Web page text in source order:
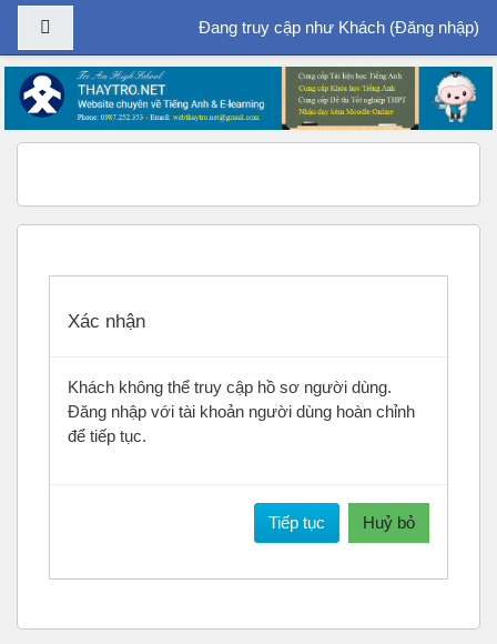
Chuyển tới nội dung chính
Bảng điều khiển cạnhĐang truy cập như Khách (Đăng nhập)
Xác nhận
Khách không thể truy cập hồ sơ người dùng.
Đăng nhập với tài khoản người dùng hoàn chỉnh
để tiếp tục.
Tiếp tục Huỷ bỏ